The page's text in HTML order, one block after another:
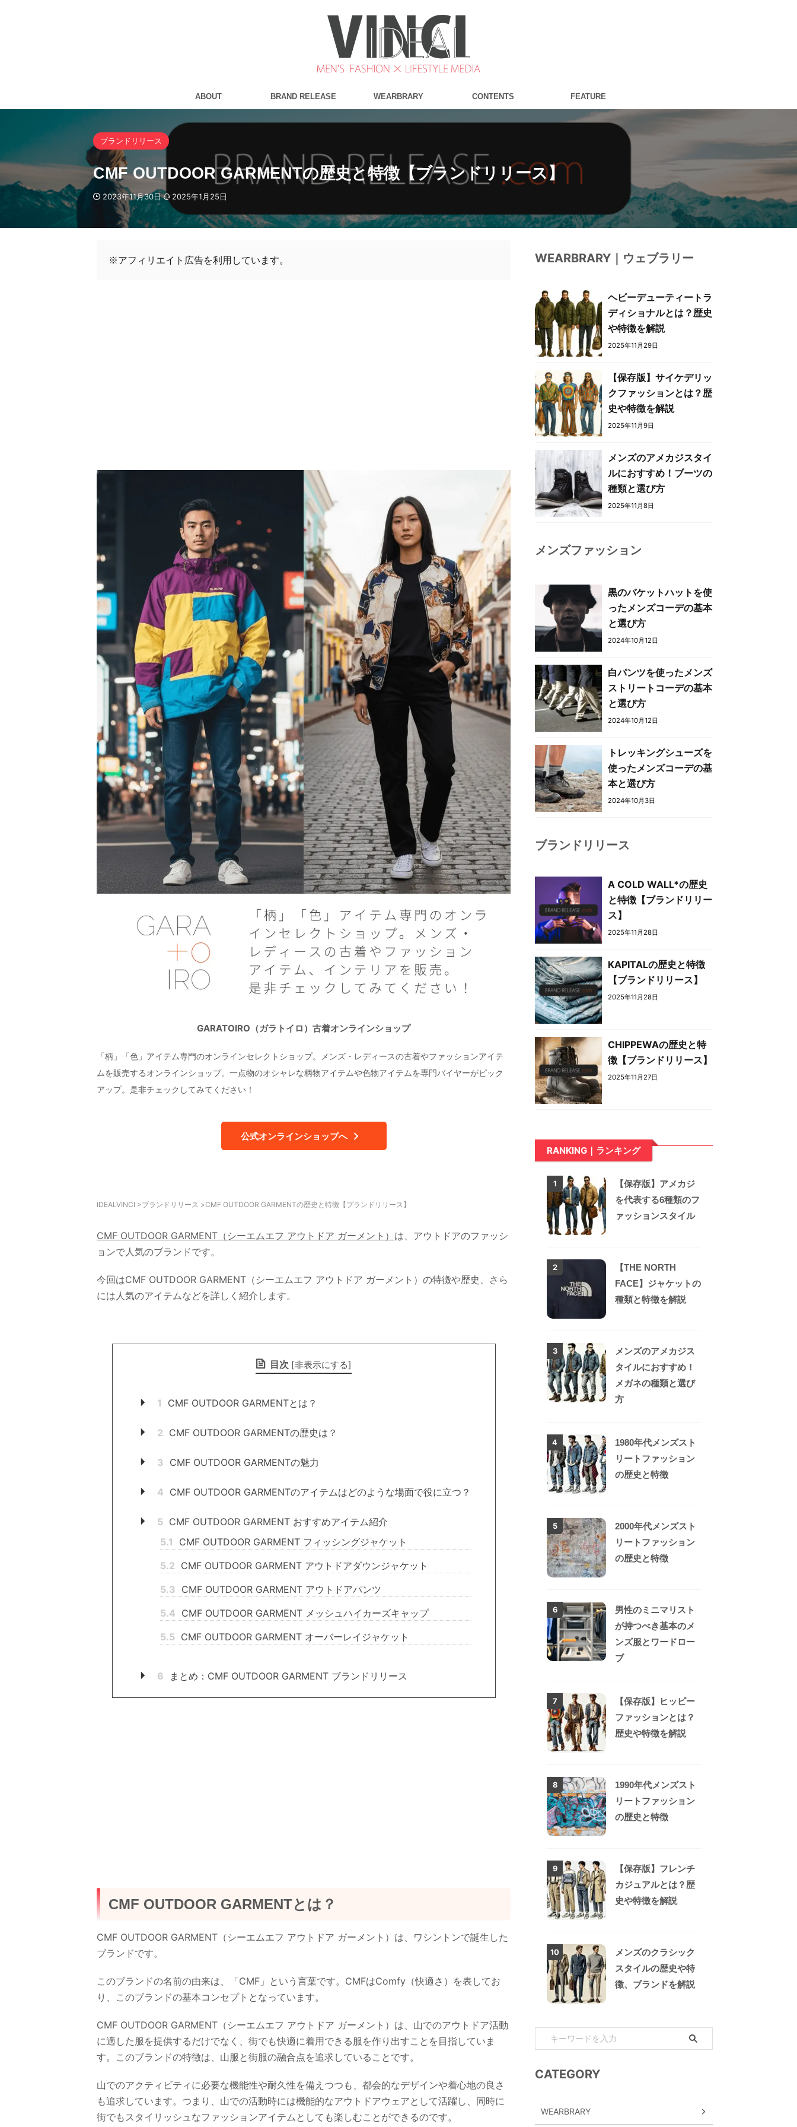
ABOUT BRAND RELEASE WEARBRARY CONTENTS FEATURE
ブランドリリース
CMF OUTDOOR GARMENTの歴史と特徴【ブランドリリース】
2023年11月30日 2025年1月25日
※アフィリエイト広告を利用しています。
GARATOIRO（ガラトイロ）古着オンラインショップ
「柄」「色」アイテム専門のオンラインセレクトショップ。メンズ・レディースの古着やファッションアイテ
ムを販売するオンラインショップ。一点物のオシャレな柄物アイテムや色物アイテムを専門バイヤーがピック
アップ。是非チェックしてみてください！
公式オンラインショップへ
IDEALVINCI >ブランドリリース >CMF OUTDOOR GARMENTの歴史と特徴【ブランドリリース】
CMF OUTDOOR GARMENT（シーエムエフ アウトドア ガーメント） は、アウトドアのファッシ
ョンで人気のブランドです。
今回はCMF OUTDOOR GARMENT（シーエムエフ アウトドア ガーメント）の特徴や歴史、さら
には人気のアイテムなどを詳しく紹介します。
目次 [非表示にする]
1 CMF OUTDOOR GARMENTとは？
2 CMF OUTDOOR GARMENTの歴史は？
3 CMF OUTDOOR GARMENTの魅力
4 CMF OUTDOOR GARMENTのアイテムはどのような場面で役に立つ？
5 CMF OUTDOOR GARMENT おすすめアイテム紹介
5.1
CMF OUTDOOR GARMENT フィッシングジャケット
5.2 CMF OUTDOOR GARMENT アウトドアダウンジャケット
5.3 CMF OUTDOOR GARMENT アウトドアパンツ
5.4 CMF OUTDOOR GARMENT メッシュハイカーズキャップ
5.5 CMF OUTDOOR GARMENT オーバーレイジャケット
6 まとめ：CMF OUTDOOR GARMENT ブランドリリース
CMF OUTDOOR GARMENTとは？
CMF OUTDOOR GARMENT（シーエムエフ アウトドア ガーメント）は、ワシントンで誕生した
ブランドです。
このブランドの名前の由来は、「CMF」という言葉です。CMFはComfy（快適さ）を表してお
り、このブランドの基本コンセプトとなっています。
CMF OUTDOOR GARMENT（シーエムエフ アウトドア ガーメント）は、山でのアウトドア活動
に適した服を提供するだけでなく、街でも快適に着用できる服を作り出すことを目指していま
す。このブランドの特徴は、山服と街服の融合点を追求していることです。
山でのアクティビティに必要な機能性や耐久性を備えつつも、都会的なデザインや着心地の良さ
も追求しています。つまり、山での活動時には機能的なアウトドアウェアとして活躍し、同時に
街でもスタイリッシュなファッションアイテムとしても楽しむことができるのです。
WEARBRARY｜ウェブラリー
ヘビーデューティートラ
ディショナルとは？歴史
や特徴を解説
2025年11月29日
【保存版】サイケデリッ
クファッションとは？歴
史や特徴を解説
2025年11月9日
メンズのアメカジスタイ
ルにおすすめ！ブーツの
種類と選び方
2025年11月8日
メンズファッション
黒のバケットハットを使
ったメンズコーデの基本
と選び方
2024年10月12日
白パンツを使ったメンズ
ストリートコーデの基本
と選び方
2024年10月12日
トレッキングシューズを
使ったメンズコーデの基
本と選び方
2024年10月3日
ブランドリリース
A COLD WALL*の歴史
と特徴【ブランドリリー
ス】
2025年11月28日
KAPITALの歴史と特徴
【ブランドリリース】
2025年11月28日
CHIPPEWAの歴史と特
徴【ブランドリリース】
2025年11月27日
RANKING｜ランキング
1
【保存版】アメカジ
を代表する6種類のフ
ァッションスタイル
2
【THE NORTH
FACE】ジャケットの
種類と特徴を解説
3
メンズのアメカジス
タイルにおすすめ！
メガネの種類と選び
方
4
1980年代メンズスト
リートファッション
の歴史と特徴
5
2000年代メンズスト
リートファッション
の歴史と特徴
6
男性のミニマリスト
が持つべき基本のメ
ンズ服とワードロー
ブ
7
【保存版】ヒッピー
ファッションとは？
歴史や特徴を解説
8
1990年代メンズスト
リートファッション
の歴史と特徴
9
【保存版】フレンチ
カジュアルとは？歴
史や特徴を解説
10
メンズのクラシック
スタイルの歴史や特
徴、ブランドを解説
CATEGORY
WEARBRARY